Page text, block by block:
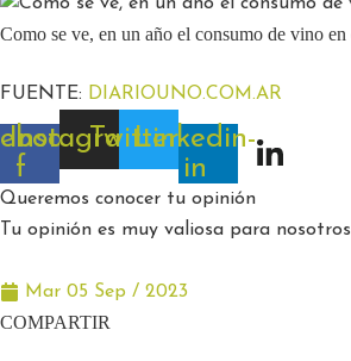
Como se ve, en un año el consumo de vino
FUENTE: DIARIOUNO.COM.AR
f
Instagram
TwitterLinkedin-
in
Queremos conocer tu opinión
Tu opinión es muy valiosa para
Mar 05 Sep / 2023
COMPARTIR